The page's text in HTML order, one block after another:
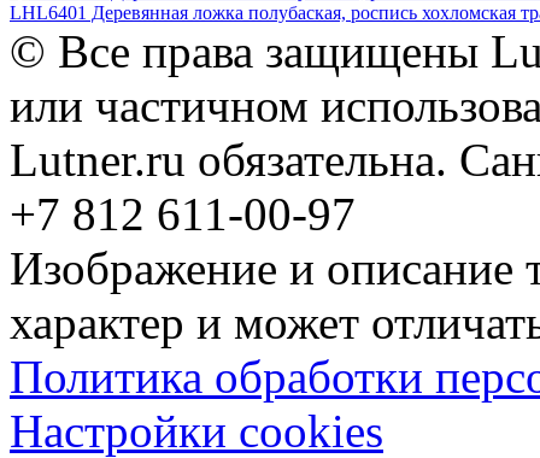
LHL6401 Деревянная ложка полубаская, роспись хохломская
© Все права защищены
или частичном
Lutner.ru обязательна.
+7 812 611-00-97
Изображение и описание
характер и может
Политика обработки
Настройки cookies